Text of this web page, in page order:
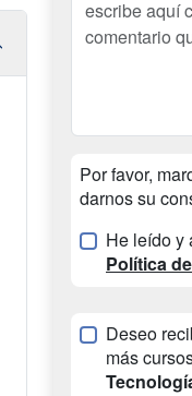
Por favor,
darnos su
He leído y
Política
Deseo
más